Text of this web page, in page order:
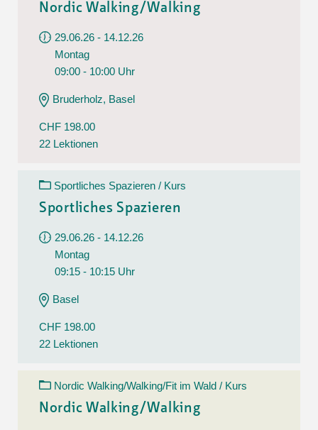
Nordic Walking/Walking
29.06.26 - 14.12.26
Montag
09:00 - 10:00 Uhr
Bruderholz, Basel
CHF 198.00
22 Lektionen
Sportliches Spazieren / Kurs
Sportliches Spazieren
29.06.26 - 14.12.26
Montag
09:15 - 10:15 Uhr
Basel
CHF 198.00
22 Lektionen
Nordic Walking/Walking/Fit im Wald / Kurs
Nordic Walking/Walking